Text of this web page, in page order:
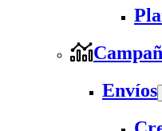
Envíos